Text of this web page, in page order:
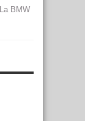
La BMW